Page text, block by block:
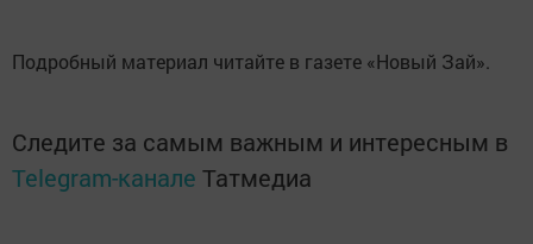
Подробный материал читайте в газете «Новый Зай».
Следите за самым важным и интересным в
Telegram-канале Татмедиа